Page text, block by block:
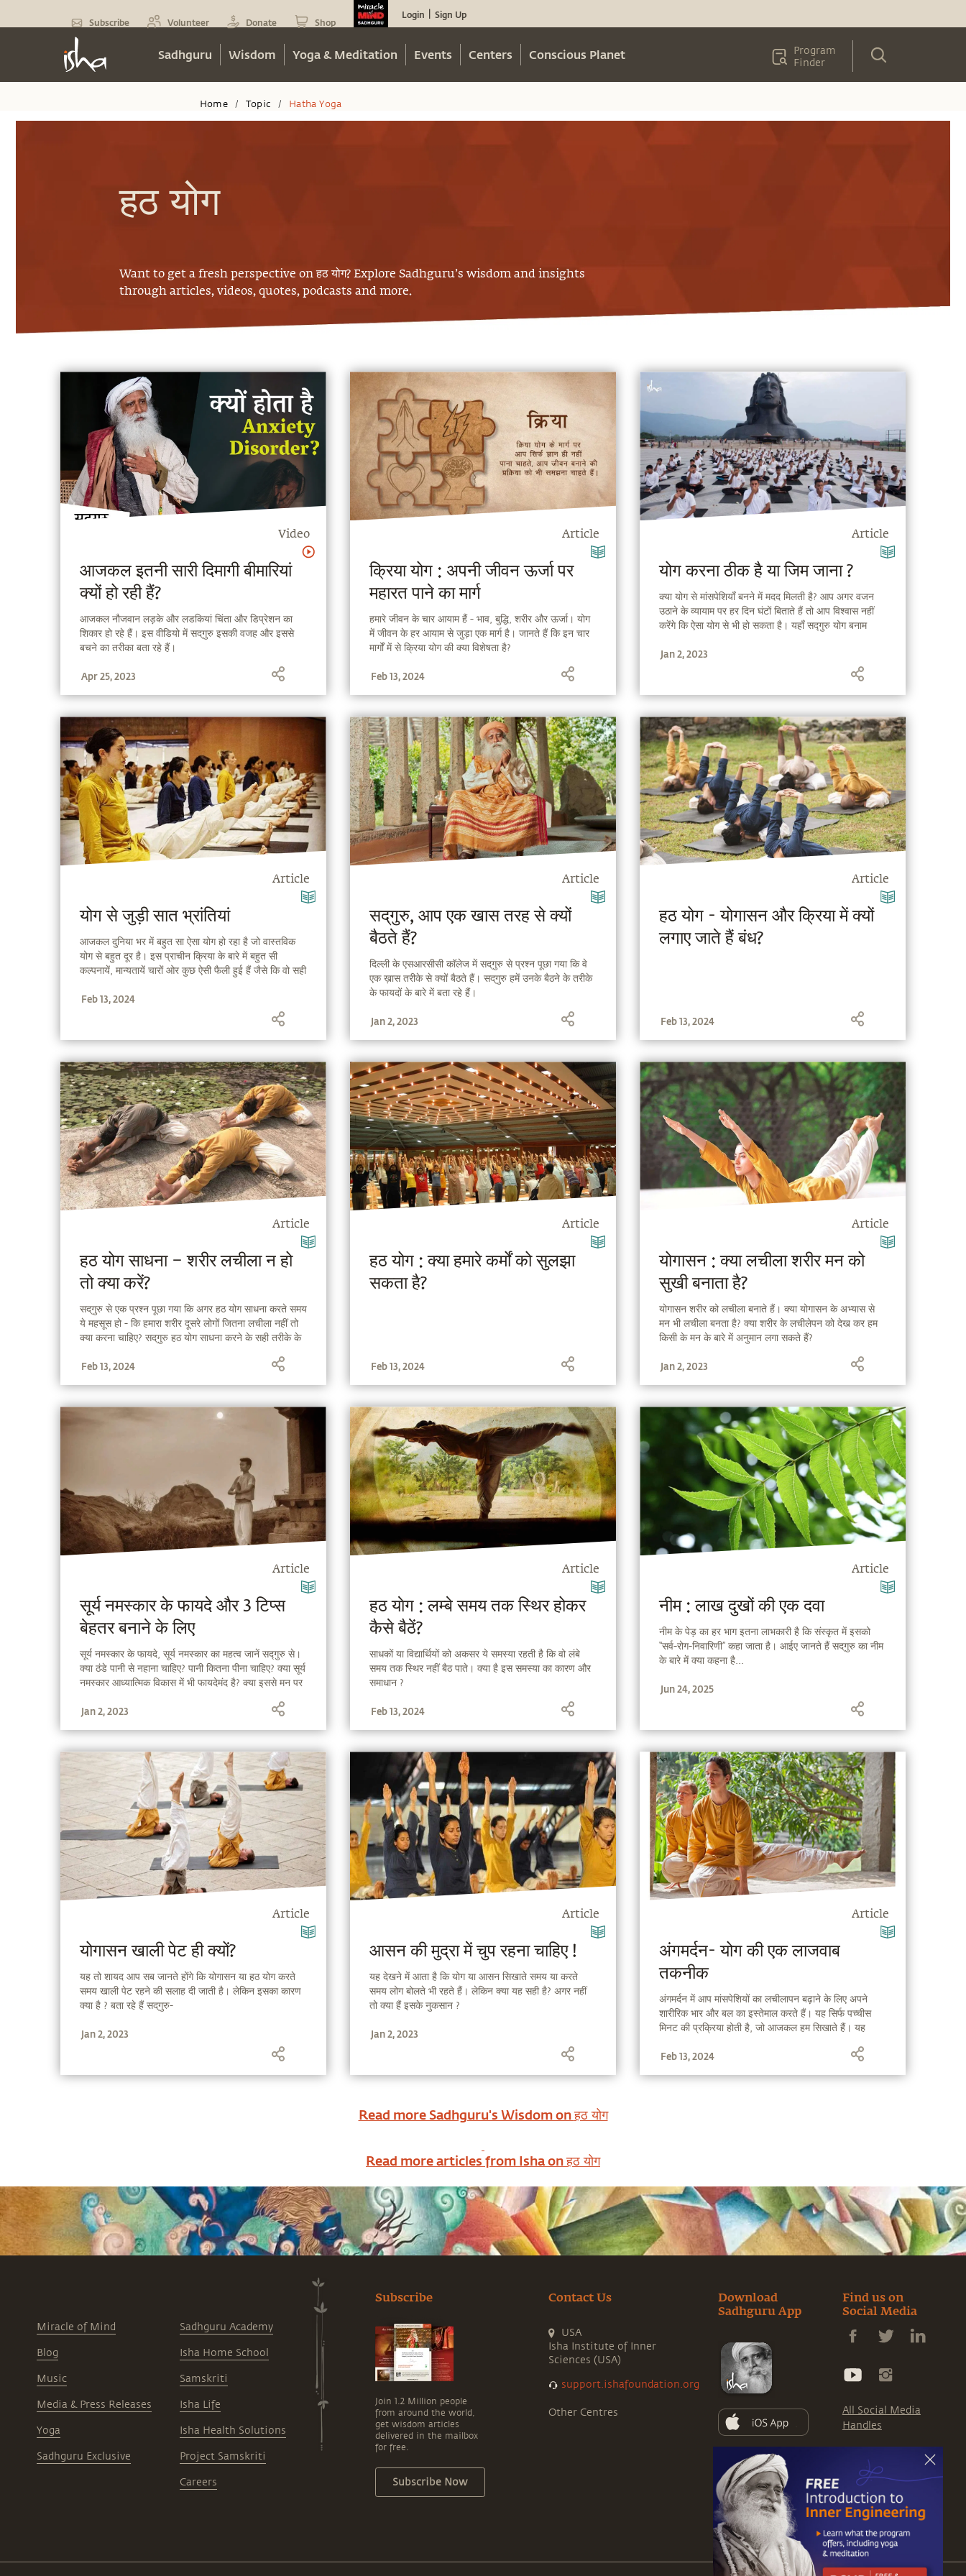
Subscribe Volunteer Donate Shop
Login Sign Up
Sadhguru Wisdom Yoga & Meditation Events Centers Conscious Planet
Program
Finder
Home / Topic / Hatha Yoga
हठ योग
Want to get a fresh perspective onहठ योग? Explore Sadhguru’s wisdom and insights
through articles, videos, quotes, podcasts and more.
Video
आजकल इतनी सारी दिमागी बीमारियां
क्यों हो रही हैं?
आजकल नौजवान लड़के और लडकियां चिंता और डिप्रेशन का
शिकार हो रहे हैं। इस वीडियो में सद्‌गुरु इसकी वजह और इससे
बचने का तरीका बता रहे हैं।
Apr 25, 2023
Article
योग से जुड़ी सात भ्रांतियां
आजकल दुनिया भर में बहुत सा ऐसा योग हो रहा है जो वास्तविक
योग से बहुत दूर है। इस प्राचीन क्रिया के बारे में बहुत सी
कल्पनायें, मान्यतायें चारों ओर कुछ ऐसी फैली हुई हैं जैसे कि वो सही
योग को स्पष्ट करें और उसके बारे में फैली हुई भ्रांतियों को तोड़ें।
Feb 13, 2024
Article
हठ योग साधना – शरीर लचीला न हो
तो क्या करें?
सद्‌गुरु से एक प्रश्न पूछा गया कि अगर हठ योग साधना करते समय
ये महसूस हो - कि हमारा शरीर दूसरे लोगों जितना लचीला नहीं तो
क्या करना चाहिए? सद्‌गुरु हठ योग साधना करने के सही तरीके के
Feb 13, 2024
Article
सूर्य नमस्कार के फायदे और 3 टिप्स
बेहतर बनाने के लिए
सूर्य नमस्कार के फायदे, सूर्य नमस्कार का महत्व जानें सद्गुरु से।
क्या ठंडे पानी से नहाना चाहिए? पानी कितना पीना चाहिए? क्या सूर्य
नमस्कार आध्यात्मिक विकास में भी फायदेमंद है? क्या इससे मन पर
Jan 2, 2023
Article
योगासन खाली पेट ही क्यों?
यह तो शायद आप सब जानते होंगे कि योगासन या हठ योग करते
समय खाली पेट रहने की सलाह दी जाती है। लेकिन इसका कारण
क्या है ? बता रहे हैं सद्‌गुरु-
Jan 2, 2023
Article
क्रिया योग : अपनी जीवन ऊर्जा पर
महारत पाने का मार्ग
हमारे जीवन के चार आयाम हैं - भाव, बुद्धि, शरीर और ऊर्जा। योग
में जीवन के हर आयाम से जुड़ा एक मार्ग है। जानते हैं कि इन चार
मार्गों में से क्रिया योग की क्या विशेषता है?
Feb 13, 2024
Article
सद्‌गुरु, आप एक खास तरह से क्यों
बैठते हैं?
दिल्ली के एसआरसीसी कॉलेज में सद्‌गुरु से प्रश्न पूछा गया कि वे
एक ख़ास तरीके से क्यों बैठते हैं। सद्‌गुरु हमें उनके बैठने के तरीके
के फायदों के बारे में बता रहे हैं।
Jan 2, 2023
Article
हठ योग : क्या हमारे कर्मों को सुलझा
सकता है?
Feb 13, 2024
Article
हठ याेग : लम्बे समय तक स्थिर होकर
कैसे बैठें?
साधकों या विद्यार्थियों को अकसर ये समस्या रहती है कि वो लंबे
समय तक स्थिर नहीं बैठ पाते। क्या है इस समस्या का कारण और
समाधान ?
Feb 13, 2024
Article
आसन की मुद्रा में चुप रहना चाहिए !
यह देखने में आता है कि योग या आसन सिखाते समय या करते
समय लोग बोलते भी रहते हैं। लेकिन क्या यह सही है? अगर नहीं
तो क्या हैं इसके नुकसान ?
Jan 2, 2023
Article
योग करना ठीक है या जिम जाना ?
क्या योग से मांसपेशियाँ बनने में मदद मिलती है? आप अगर वजन
उठाने के व्यायाम पर हर दिन घंटों बिताते हैं तो आप विश्वास नहीं
करेंगे कि ऐसा योग से भी हो सकता है। यहाँ सद्गुरु योग बनाम
प्रस्तुत कर रहे हैं।
Jan 2, 2023
Article
हठ योग - योगासन और क्रिया में क्यों
लगाए जाते हैं बंध?
Feb 13, 2024
Article
योगासन : क्या लचीला शरीर मन को
सुखी बनाता है?
योगासन शरीर को लचीला बनाते हैं। क्या योगासन के अभ्यास से
मन भी लचीला बनता है? क्या शरीर के लचीलेपन को देख कर हम
किसी के मन के बारे में अनुमान लगा सकते हैं?
Jan 2, 2023
Article
नीम : लाख दुखों की एक दवा
नीम के पेड़ का हर भाग इतना लाभकारी है कि संस्कृत में इसको
“सर्व-रोग-निवारिणी” कहा जाता है। आईए जानते हैं सद्‌गुरु का नीम
के बारे में क्या कहना है...
Jun 24, 2025
Article
अंगमर्दन- योग की एक लाजवाब
तकनीक
अंगमर्दन में आप मांसपेशियों का लचीलापन बढ़ाने के लिए अपने
शारीरिक भार और बल का इस्तेमाल करते हैं। यह सिर्फ पच्चीस
मिनट की प्रक्रिया होती है, जो आजकल हम सिखाते हैं। यह
Feb 13, 2024
Read more Sadhguru's Wisdom onहठ योग
Read more articles from Isha onहठ योग
Miracle of Mind
Blog
Music
Media & Press Releases
Yoga
Sadhguru Exclusive
Sadhguru Academy
Isha Home School
Samskriti
Isha Life
Isha Health Solutions
Project Samskriti
Careers
Subscribe
Join 1.2 Million people
from around the world,
get wisdom articles
delivered in the mailbox
for free.
Subscribe Now
Contact Us
USA
Isha Institute of Inner
Sciences (USA)
support.ishafoundation.org
Other Centres
Download
Sadhguru App
Find us on
Social Media
All Social Media
Handles